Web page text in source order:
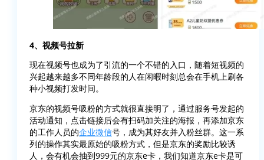
4、视频号拉新
现在视频号也成为了引流的一个不错的入口，随着短视频的
兴起越来越多不同年龄段的人在闲暇时刻总会在手机上刷各
种小视频打发时间。
京东的视频号吸粉的方式就很直接明了，通过服务号发起的
活动通知，点击链接后会有扫码加关注的海报，再添加京东
的工作人员的企业微信号，成为其好友并入粉丝群。这一系
列的操作其实最原始的吸粉方式，但是京东的奖励比较诱
人，会有机会抽到999元的京东e卡，我们知道京东e卡是可